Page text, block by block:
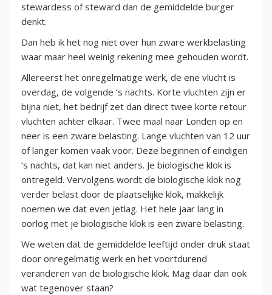
stewardess of steward dan de gemiddelde burger
denkt.
Dan heb ik het nog niet over hun zware werkbelasting
waar maar heel weinig rekening mee gehouden wordt.
Allereerst het onregelmatige werk, de ene vlucht is
overdag, de volgende ‘s nachts. Korte vluchten zijn er
bijna niet, het bedrijf zet dan direct twee korte retour
vluchten achter elkaar. Twee maal naar Londen op en
neer is een zware belasting. Lange vluchten van 12 uur
of langer komen vaak voor. Deze beginnen of eindigen
‘s nachts, dat kan niet anders. Je biologische klok is
ontregeld. Vervolgens wordt de biologische klok nog
verder belast door de plaatselijke klok, makkelijk
noemen we dat even jetlag. Het hele jaar lang in
oorlog met je biologische klok is een zware belasting.
We weten dat de gemiddelde leeftijd onder druk staat
door onregelmatig werk en het voortdurend
veranderen van de biologische klok. Mag daar dan ook
wat tegenover staan?